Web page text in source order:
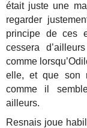
était juste une
regarder
principe de ces
cessera
comme
elle, et que son
comme il
ailleurs.
Resnais joue